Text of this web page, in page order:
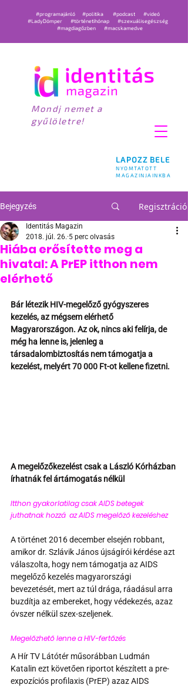
LAPOZZ BELE
NYOMTATOTT
MAGAZINJAINKBA
#programajánló #politika #podcast
#videó
#LadyDömper
#történetihónap
#szexuálisegészség
#magdiagőzben
#macskamedve
Mondj nemet a
gyűlöletre!
Bejegyzés Regisztráció
Hiába erősítette meg a
hivatal: A PrEP itthon nem
elérhető
Identitás Magazin
2018. júl. 26. 5 perc olvasás
Bár létezik HIV-megelőző gyógyszeres
kezelés, az mégsem elérhető
Magyarországon. Az ok, nincs aki felírja, de
még ha lenne is, jelenleg a
társadalombiztosítás nem támogatja a
kezelést, melyért 70 000 Ft-ot kellene fizetni.
A megelőzőkezelést csak a László Kórházban
írhatnák fel ártámogatás nélkül​
Itthon gyakorlatilag csak AIDS betegek
juthatnak hozzá  az AIDS megelőző kezeléshez
A történet 2016 december elsején robbant,
amikor dr. Szlávik János újságírói kérdése azt
válaszolta, hogy nem támogatja az AIDS
megelőző kezelés magyarországi
bevezetését, mert az túl drága, ráadásul arra
buzdítja az embereket, hogy védekezés, azaz
óvszer nélkül szex-szeljenek.
Megelőzhető lenne a HIV-fertőzés
A Hír TV Látótér műsorábban Ludmán
Katalin ezt követően riportot készített a pre-
expozíciós profilaxis (PrEP) azaz AIDS